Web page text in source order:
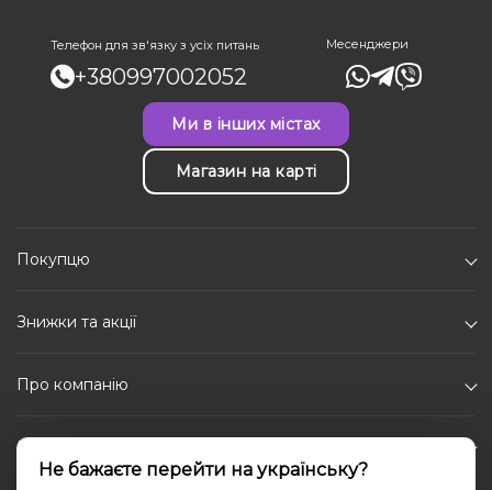
Телефон для зв'язку з усіх питань
+380997002052
Месенджери
Ми в інших містах
Магазин на карті
Покупцю
Знижки та акції
Про компанію
Каталог
Не бажаєте перейти на українську?